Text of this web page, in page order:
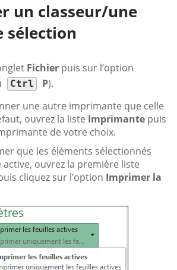
un classeur/une
sélection
Fichier puis sur l’option
Ctrl P).
une autre imprimante que celle
ouvrez la liste Imprimante puis
de votre choix.
que les éléments sélectionnés
active, ouvrez la première liste
cliquez sur l’option Imprimer la